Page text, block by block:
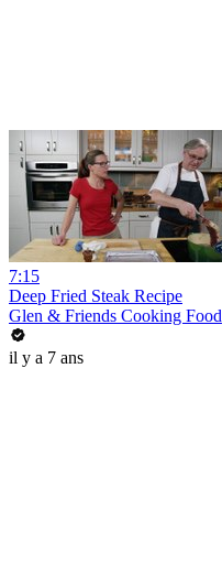
7:15
Deep Fried Steak Recipe
Glen & Friends Cooking Food
il y a 7 ans